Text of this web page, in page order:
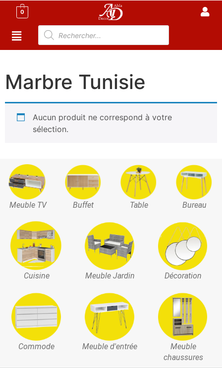
0
Marbre Tunisie
Aucun produit ne correspond à votre
sélection.
Meuble TV Buffet Table Bureau
Cuisine Meuble Jardin Décoration
Commode Meuble d'entrée
Meuble
chaussures